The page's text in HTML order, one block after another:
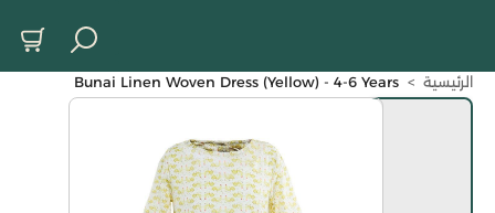
الرئيسية >
Bunai Linen Woven Dress (Yellow) - 4-6 Years